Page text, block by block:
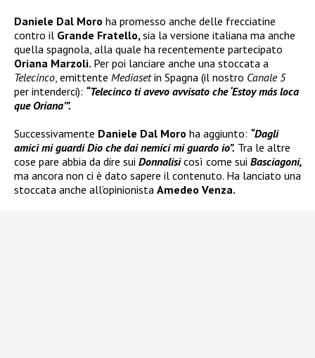
Daniele Dal Moro ha promesso anche delle frecciatine
contro il Grande Fratello,sia la versione italiana ma anche
quella spagnola, alla quale ha recentemente partecipato
Oriana Marzoli. Per poi lanciare anche una stoccata a
Telecinco, emittente Mediasetin Spagna (il nostro Canale 5
per intenderci): “Telecinco ti avevo avvisato che ‘Estoy más loca
que Oriana’”.
Successivamente Daniele Dal Moro ha aggiunto: “Dagli
amici mi guardi Dio che dai nemici mi guardo io”. Tra le altre
cose pare abbia da dire sui Donnalisicosì come sui Basciagoni,
ma ancora non ci è dato sapere il contenuto. Ha lanciato una
stoccata anche all’opinionista Amedeo Venza.